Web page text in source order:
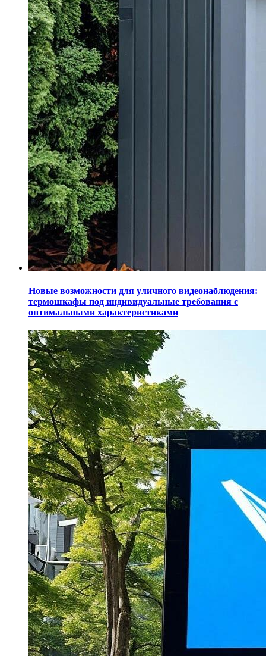
Новые возможности для уличного видеонаблюдения:
термошкафы под индивидуальные требования с
оптимальными характеристиками